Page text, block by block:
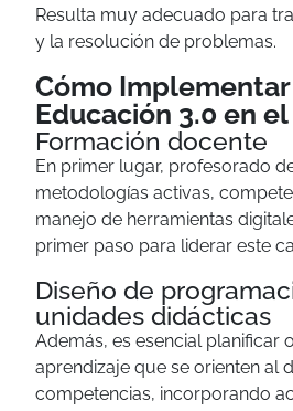
Resulta muy adecuado para
y la resolución de problemas.
Cómo
Educación 3.0 en
Formación docente
En primer lugar, profesorado
metodologías activas,
manejo de herramientas
primer paso para liderar este
Diseño de
unidades didácticas
Además, es esencial planificar
aprendizaje que se orienten al
competencias, incorporando